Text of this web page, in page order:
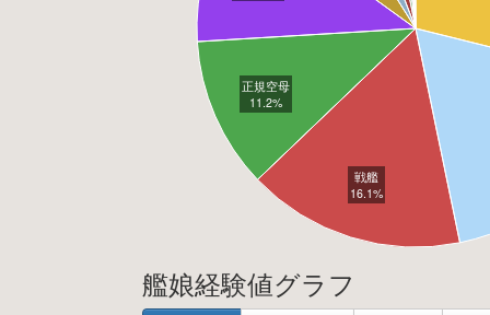
戦艦
16.1%
正規空母
11.2%
艦娘経験値グラフ